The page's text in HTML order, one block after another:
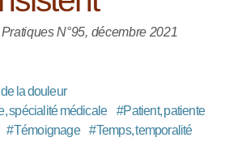
Pratiques N°95, décembre 2021
la douleur
spécialité médicale #Patient, patiente
#Témoignage #Temps, temporalité